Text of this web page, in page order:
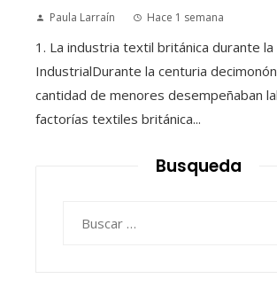
Paula Larraín Hace 1 semana
1. La industria textil británica durante la
IndustrialDurante la centuria
cantidad de menores desempeñaban
factorías textiles británica...
Busqueda